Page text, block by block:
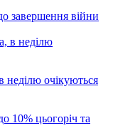
завершення війни
неділю очікуються